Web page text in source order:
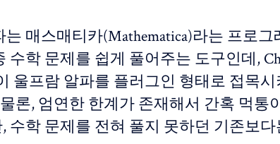
매스매티카(Mathematica)라는 프로
수학 문제를 쉽게 풀어주는 도구인데,
울프람 알파를 플러그인 형태로 접목
론, 엄연한 한계가 존재해서 간혹 먹통
수학 문제를 전혀 풀지 못하던 기존보